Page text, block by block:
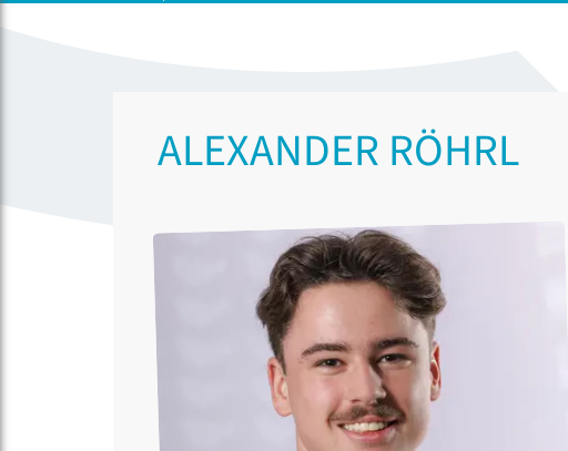
ALEXANDER RÖHRL